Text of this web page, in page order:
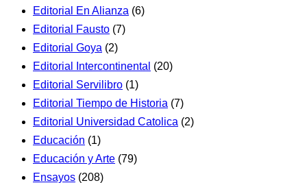
Editorial En Alianza (6)
Editorial Fausto (7)
Editorial Goya (2)
Editorial Intercontinental (20)
Editorial Servilibro (1)
Editorial Tiempo de Historia (7)
Editorial Universidad Catolica (2)
Educación (1)
Educación y Arte (79)
Ensayos (208)